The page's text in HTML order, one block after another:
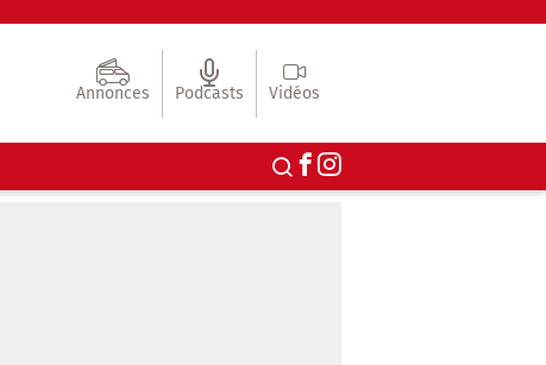
Annonces Podcasts Vidéos